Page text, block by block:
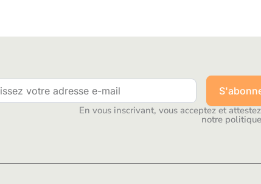
En vous inscrivant, vous acceptez et
notre